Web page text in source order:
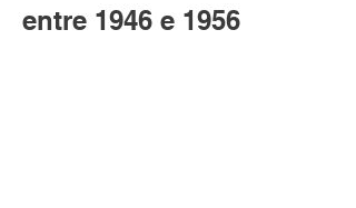
entre 1946 e 1956